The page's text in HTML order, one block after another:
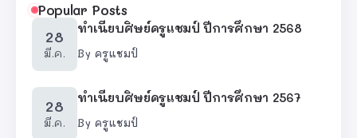
Popular Posts
28
มี.ค.
ทำเนียบศิษย์ครูแชมป์ ปีการศึกษา 2568
By ครูแชมป์
28
มี.ค.
ทำเนียบศิษย์ครูแชมป์ ปีการศึกษา 2567
By ครูแชมป์